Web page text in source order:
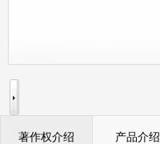
著作权介绍 产品介绍